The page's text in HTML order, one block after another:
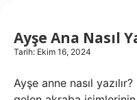
Ayşe Ana Nasıl
Tarih: Ekim 16, 2024
Ayşe anne nasıl